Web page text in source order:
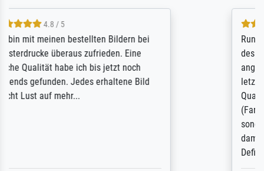
Rundum positive Erfahrung. Die Ausführung
des Auftrags hat eine Weile gedauert, die
angekündigte Lieferzeit wurde aber
letztlich sogar etwas unterschritten. Die
Qualität des Papiers und des Drucks